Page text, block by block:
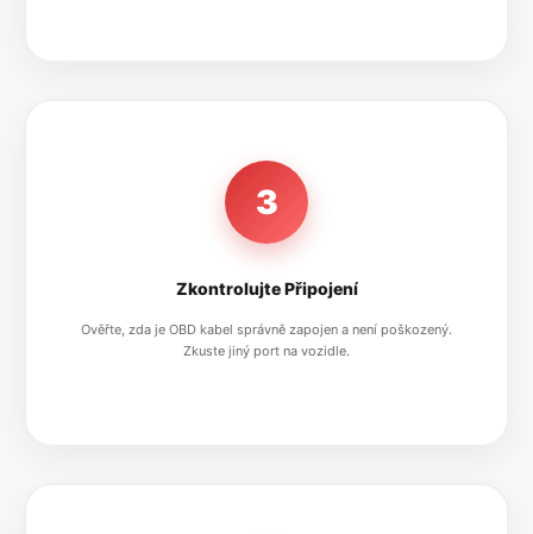
3
Zkontrolujte Připojení
Ověřte, zda je OBD kabel správně zapojen a není poškozený.
Zkuste jiný port na vozidle.